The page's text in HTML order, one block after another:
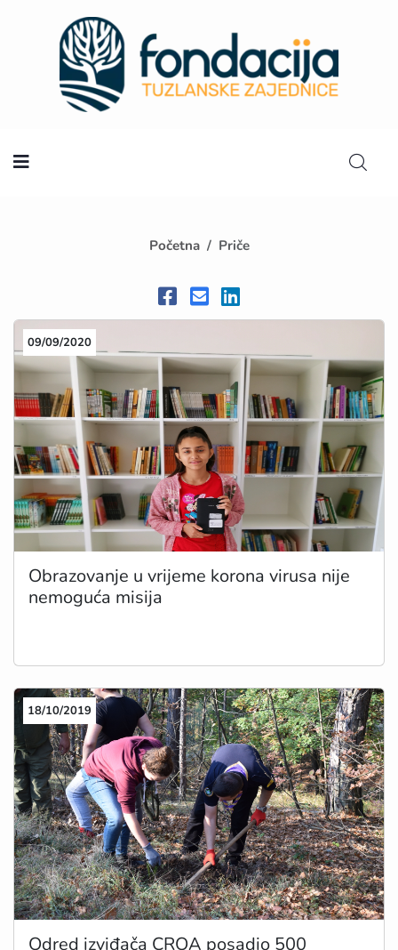
Početna
Početna Priče
09/09/2020
Obrazovanje u vrijeme korona virusa nije
nemoguća misija
18/10/2019
Odred izviđača CROA posadio 500